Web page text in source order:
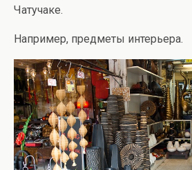
Чатучаке.
Например, предметы интерьера.